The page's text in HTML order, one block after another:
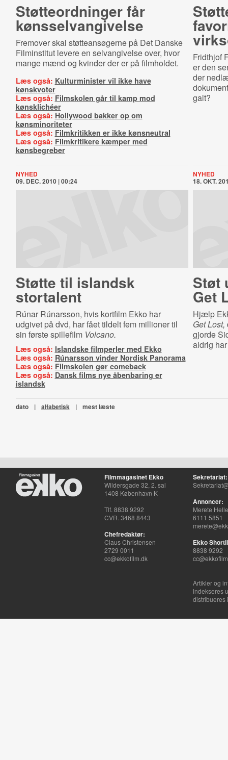
Støt­te­o­rd­nin­ger får
køns­selvan­gi­vel­se
Fremover skal støtteansøgerne på Det Danske
Filminstitut levere en selvangivelse over, hvor
mange mænd og kvinder der er på filmholdet.
Læs også: Kulturminister vil ikke have
kønskvoter
Læs også: Filmskolen går til kamp mod
kønsklichéer
Læs også: Hollywood bakker op om
kønsminoriteter
Læs også: Filmkritikken er ikke kønsneutral
Læs også: Filmkritikere kæmper med
kønsbegreber
Fridthjof
er den
der
galt?
NYHED
09. DEC. 2010 | 00:24
Støtte til islandsk
stortalent
Rúnar Rúnarsson, hvis kortfilm Ekko har
udgivet på dvd, har fået tildelt fem millioner til
sin første spillefilm Volcano.
Læs også: Islandske filmperler med Ekko
Læs også: Rúnarsson vinder Nordisk Panorama
Læs også: Filmskolen gør comeback
Læs også: Dansk films nye åbenbaring er
islandsk
NYHED
18. OKT.
Støt
Get
Hjælp
Get Lost,
gjorde
aldrig
dato | alfabetisk | mest læste
Filmmagasinet Ekko
Wildersgade 32, 2. sal
1408 København K
Tlf. 8838 9292
CVR. 3468 8443
Chefredaktør:
Claus Christensen
2729 0011
cc@ekkofilm.dk
Sekretariat:
Annoncer:
Merete
6111 5851
Ekko
8838 9292
Artikler og
indekseres
distribueres